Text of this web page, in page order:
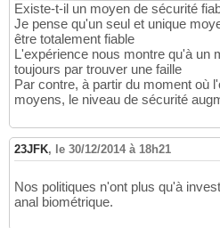
Existe-t-il un moyen de sécurité
Je pense qu'un seul et unique
être totalement fiable
L'expérience nous montre qu'à un
toujours par trouver une faille
Par contre, à partir du moment où
moyens, le niveau de sécurité
23JFK, le 30/12/2014 à 18h21
Nos politiques n'ont plus qu'à
anal biométrique.